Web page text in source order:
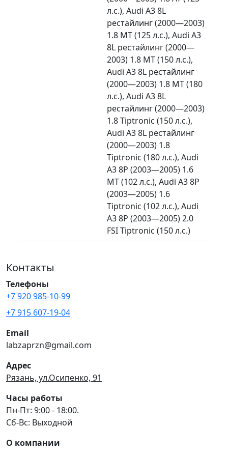
л.с.), Audi A3 8L
рестайлинг (2000—2003)
1.8 MT (125 л.с.), Audi A3
8L рестайлинг (2000—
2003) 1.8 MT (150 л.с.),
Audi A3 8L рестайлинг
(2000—2003) 1.8 MT (180
л.с.), Audi A3 8L
рестайлинг (2000—2003)
1.8 Tiptronic (150 л.с.),
Audi A3 8L рестайлинг
(2000—2003) 1.8
Tiptronic (180 л.с.), Audi
A3 8P (2003—2005) 1.6
MT (102 л.с.), Audi A3 8P
(2003—2005) 1.6
Tiptronic (102 л.с.), Audi
A3 8P (2003—2005) 2.0
FSI Tiptronic (150 л.с.)
Контакты
Телефоны
+7 920 985-10-99
+7 915 607-19-04
Email
labzaprzn@gmail.com
Адрес
Рязань, ул.Осипенко, 91
Часы работы
Пн-Пт: 9:00 - 18:00.
Сб-Вс: Выходной
О компании